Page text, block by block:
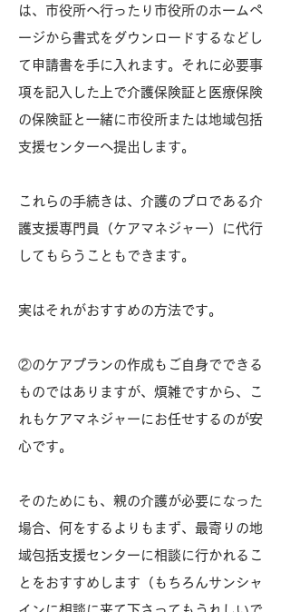
は、市役所へ行ったり市役所のホームペ
ージから書式をダウンロードするなどし
て申請書を手に入れます。それに必要事
項を記入した上で介護保険証と医療保険
の保険証と一緒に市役所または地域包括
支援センターへ提出します。
これらの手続きは、介護のプロである介
護支援専門員（ケアマネジャー）に代行
してもらうこともできます。
実はそれがおすすめの方法です。
②のケアプランの作成もご自身でできる
ものではありますが、煩雑ですから、こ
れもケアマネジャーにお任せするのが安
心です。
そのためにも、親の介護が必要になった
場合、何をするよりもまず、最寄りの地
域包括支援センターに相談に行かれるこ
とをおすすめします（もちろんサンシャ